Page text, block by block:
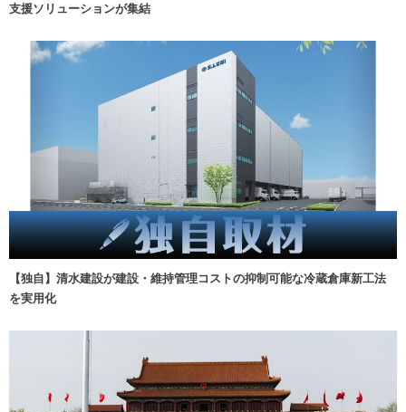
支援ソリューションが集結
【独自】清水建設が建設・維持管理コストの抑制可能な冷蔵倉庫新工法
を実用化